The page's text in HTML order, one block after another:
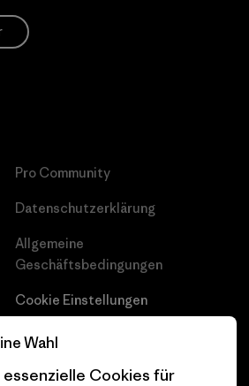
Pro Community
Datenschutzerklärung
Allgemeine
Geschäftsbedingungen
Cookie Einstellungen
Karriere
Pressekontakt
Wahl
Cookies für